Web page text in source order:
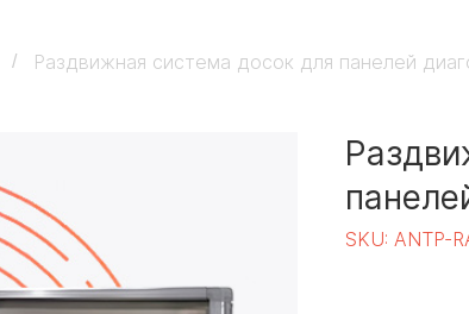
/ Раздвижная система досок для панелей
SKU: ANTP-